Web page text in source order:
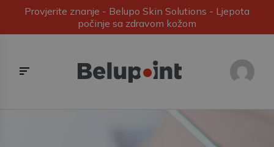
Provjerite znanje - Belupo Skin Solutions - Ljepota
počinje sa zdravom kožom